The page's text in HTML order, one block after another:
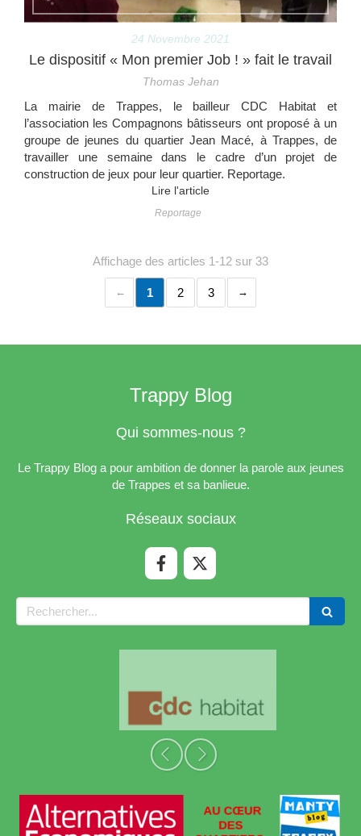
24 Novembre 2021
Le dispositif « Mon premier Job ! » fait le travail
Thomas Jehan
La mairie de Trappes, le bailleur CDC Habitat et
l’association les Compagnons bâtisseurs ont proposé à un
groupe de jeunes du quartier Jean Macé, à Trappes, de
travailler une semaine dans le cadre d’un projet de
construction de jeux pour leur quartier. Reportage.
Lire l'article
Reportage
Affichage des articles 1-12 sur 33
1 2 3
Trappy Blog
Qui sommes-nous ?
Le Trappy Blog a pour ambition de donner la parole aux jeunes
de Trappes et sa banlieue.
Réseaux sociaux
Rechercher
Slide précédent
Slide suivant